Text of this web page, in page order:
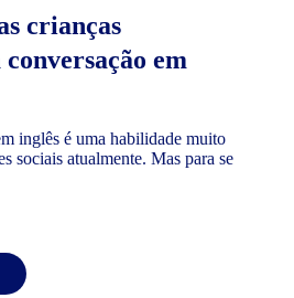
crianças
em
inglês é uma habilidade muito
sociais atualmente. Mas para se